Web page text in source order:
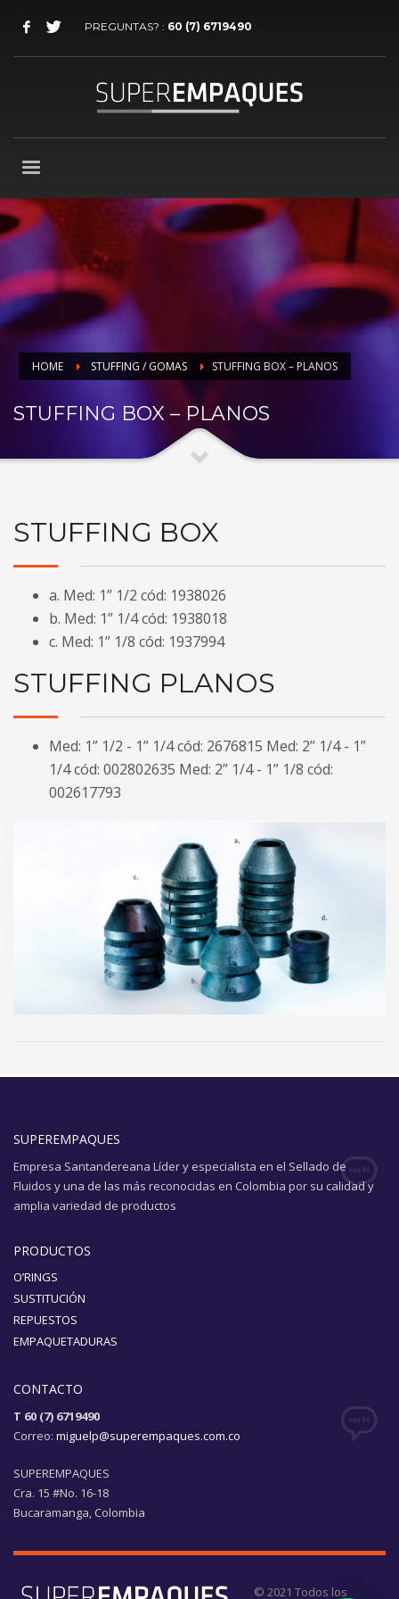
PREGUNTAS? : 60 (7) 6719490
HOME STUFFING / GOMAS STUFFING BOX – PLANOS
STUFFING BOX – PLANOS
STUFFING BOX
a. Med: 1” 1/2 cód: 1938026
b. Med: 1” 1/4 cód: 1938018
c. Med: 1” 1/8 cód: 1937994
STUFFING PLANOS
Med: 1” 1/2 - 1” 1/4 cód: 2676815 Med: 2” 1/4 - 1”
1/4 cód: 002802635 Med: 2” 1/4 - 1” 1/8 cód:
002617793
SUPEREMPAQUES
Empresa Santandereana Líder y especialista en el Sellado de
Fluidos y una de las más reconocidas en Colombia por su calidad y
amplia variedad de productos
PRODUCTOS
O’RINGS
SUSTITUCIÓN
REPUESTOS
EMPAQUETADURAS
CONTACTO
T 60 (7) 6719490
Correo: miguelp@superempaques.com.co
SUPEREMPAQUES
Cra. 15 #No. 16-18
Bucaramanga, Colombia
© 2021 Todos los